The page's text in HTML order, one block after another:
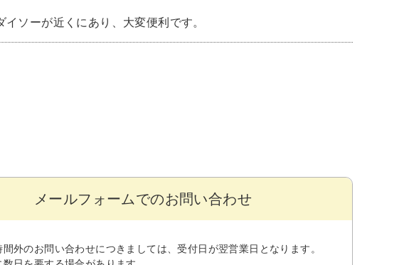
ソーが近くにあり、大変便利です。
メールフォームでのお問い合わせ
外のお問い合わせにつきましては、受付日が翌営業日となります。